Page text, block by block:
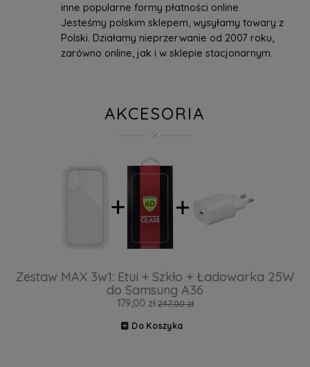
inne popularne formy płatności online.
Jesteśmy polskim sklepem, wysyłamy towary z
Polski. Działamy nieprzerwanie od 2007 roku,
zarówno online, jak i w sklepie stacjonarnym.
AKCESORIA
Zestaw MAX 3w1: Etui + Szkło + Ładowarka 25W
do Samsung A36
179,00 zł 247,00 zł
Do Koszyka